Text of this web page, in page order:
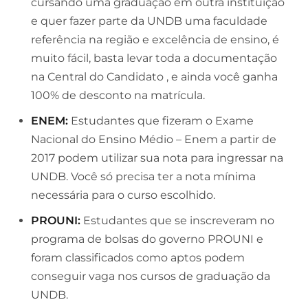
e quer fazer parte da UNDB uma faculdade
referência na região e excelência de ensino, é
muito fácil, basta levar toda a documentação
na Central do Candidato , e ainda você ganha
100% de desconto na matrícula.
ENEM: Estudantes que fizeram o Exame
Nacional do Ensino Médio – Enem a partir de
2017 podem utilizar sua nota para ingressar na
UNDB. Você só precisa ter a nota mínima
necessária para o curso escolhido.
PROUNI: Estudantes que se inscreveram no
programa de bolsas do governo PROUNI e
foram classificados como aptos podem
conseguir vaga nos cursos de graduação da
UNDB.